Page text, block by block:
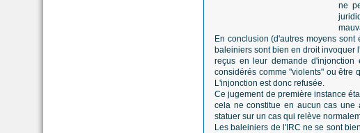
ne
En conclusion (d'autres moyens
baleiniers sont bien en droit invoquer
reçus en leur demande
considérés comme "violents" ou être
L'injonction est donc refusée.
Ce jugement de première instance
cela ne constitue en aucun cas une
statuer sur un cas qui relève
Les baleiniers de l'IRC ne se sont